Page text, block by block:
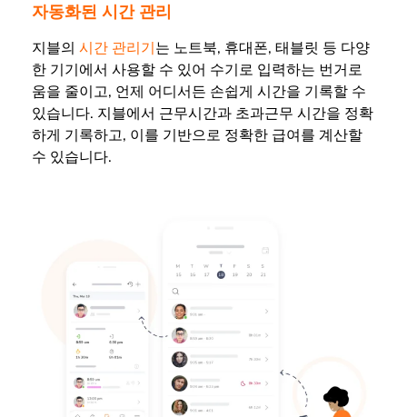
자동화된 시간 관리
지블의 시간 관리기는 노트북, 휴대폰, 태블릿 등 다양
한 기기에서 사용할 수 있어 수기로 입력하는 번거로
움을 줄이고, 언제 어디서든 손쉽게 시간을 기록할 수
있습니다. 지블에서 근무시간과 초과근무 시간을 정확
하게 기록하고, 이를 기반으로 정확한 급여를 계산할
수 있습니다.